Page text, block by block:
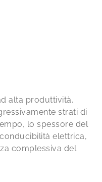
alta produttività,
strati di
lo spessore del
elettrica,
complessiva del